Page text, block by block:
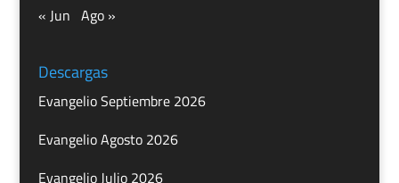
« Jun Ago »
Descargas
Evangelio Septiembre 2026
Evangelio Agosto 2026
Evangelio Julio 2026